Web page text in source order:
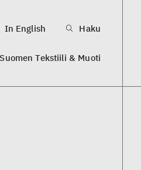
In English Haku
Suomen Tekstiili & Muoti